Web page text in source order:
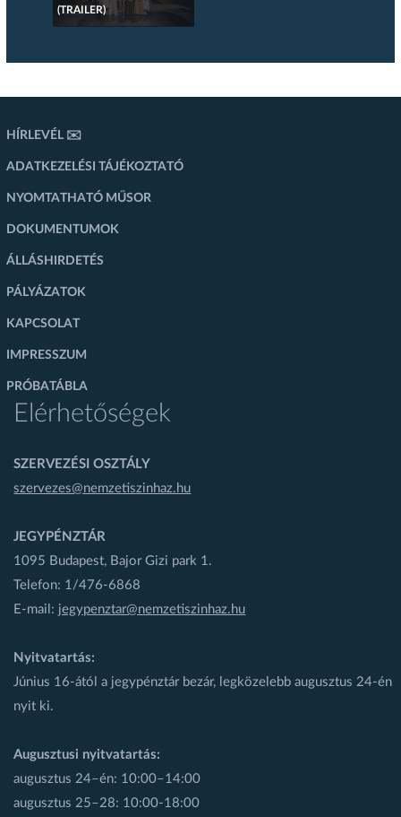
(TRAILER)
HÍRLEVÉL ✉️
ADATKEZELÉSI TÁJÉKOZTATÓ
NYOMTATHATÓ MŰSOR
DOKUMENTUMOK
ÁLLÁSHIRDETÉS
PÁLYÁZATOK
KAPCSOLAT
IMPRESSZUM
PRÓBATÁBLA
Elérhetőségek
SZERVEZÉSI OSZTÁLY
szervezes@nemzetiszinhaz.hu
JEGYPÉNZTÁR
1095 Budapest, Bajor Gizi park 1.
Telefon: 1/476-6868
E-mail: jegypenztar@nemzetiszinhaz.hu
Nyitvatartás:
Június 16-ától a jegypénztár bezár, legközelebb augusztus 24-én
nyit ki.
Augusztusi nyitvatartás:
augusztus 24–én: 10:00–14:00
augusztus 25–28: 10:00-18:00